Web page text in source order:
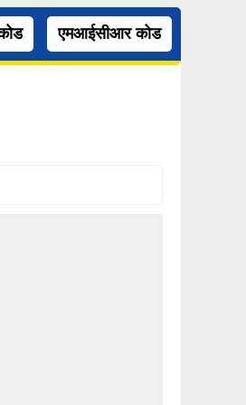
एमआईसीआर कोड